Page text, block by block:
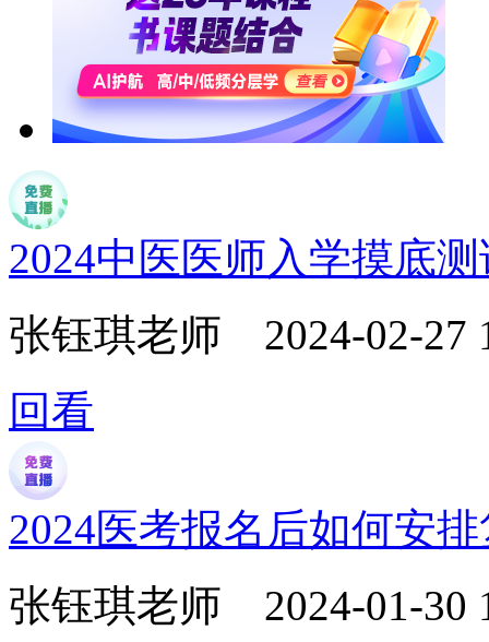
2024中医医师入学摸底
张钰琪老师 2024-02-27
回看
2024医考报名后如何安
张钰琪老师 2024-01-30